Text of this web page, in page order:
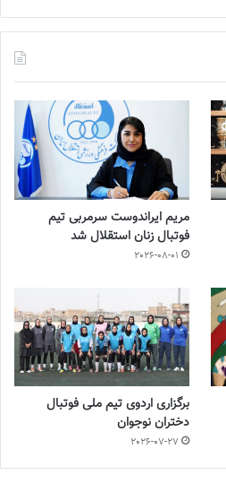
مریم ایراندوست سرمربی تیم
فوتبال زنان استقلال شد
2026-08-01
برگزاری اردوی تیم ملی فوتبال
دختران نوجوان
2026-07-27